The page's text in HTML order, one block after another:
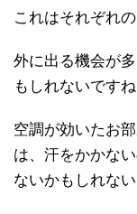
これはそれぞれ
外に出る機会が
もしれないですね
空調が効いたお
は、汗をかかな
ないかもしれない